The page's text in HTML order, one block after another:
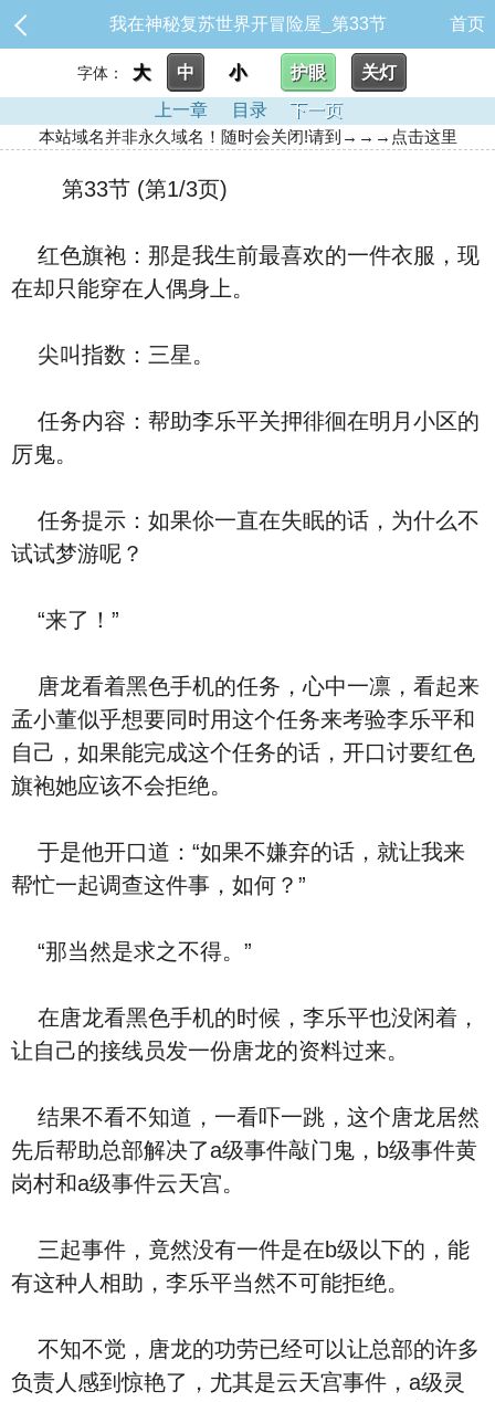
我在神秘复苏世界开冒险屋_第33节 首页
字体： 大 中 小 护眼
关灯
上一章
目录
下一页
本站域名并非永久域名！随时会关闭!请到→→→点击这里
第33节 (第1/3页)
红色旗袍：那是我生前最喜欢的一件衣服，现
在却只能穿在人偶身上。
尖叫指数：三星。
任务内容：帮助李乐平关押徘徊在明月小区的
厉鬼。
任务提示：如果伱一直在失眠的话，为什么不
试试梦游呢？
“来了！”
唐龙看着黑色手机的任务，心中一凛，看起来
孟小董似乎想要同时用这个任务来考验李乐平和
自己，如果能完成这个任务的话，开口讨要红色
旗袍她应该不会拒绝。
于是他开口道：“如果不嫌弃的话，就让我来
帮忙一起调查这件事，如何？”
“那当然是求之不得。”
在唐龙看黑色手机的时候，李乐平也没闲着，
让自己的接线员发一份唐龙的资料过来。
结果不看不知道，一看吓一跳，这个唐龙居然
先后帮助总部解决了a级事件敲门鬼，b级事件黄
岗村和a级事件云天宫。
三起事件，竟然没有一件是在b级以下的，能
有这种人相助，李乐平当然不可能拒绝。
不知不觉，唐龙的功劳已经可以让总部的许多
负责人感到惊艳了，尤其是云天宫事件，a级灵